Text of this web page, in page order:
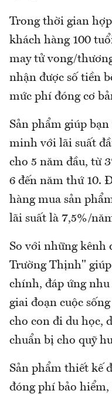
Trong thời gian
khách hàng 100
may tử vong/
nhận được số tiền
mức phí đóng cơ
Sản phẩm giúp
minh với lãi suất
cho 5 năm đầu, từ
6 đến năm thứ 10.
hàng mua sản
lãi suất là 7,5%/
So với những kênh
Trường Thịnh"
chính, đáp ứng
giai đoạn cuộc
cho con đi du học,
chuẩn bị cho quỹ
Sản phẩm thiết kế
đóng phí bảo